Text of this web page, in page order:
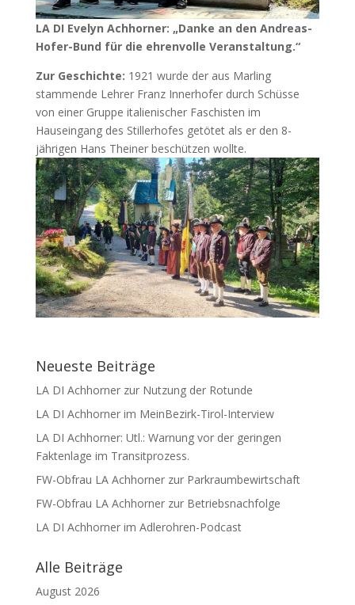
LA DI Evelyn Achhorner: „Danke an den Andreas-
Hofer-Bund für die ehrenvolle Veranstaltung.“
Zur Geschichte: 1921 wurde der aus Marling
stammende Lehrer Franz Innerhofer durch Schüsse
von einer Gruppe italienischer Faschisten im
Hauseingang des Stillerhofes getötet als er den 8-
jährigen Hans Theiner beschützen wollte.
Neueste Beiträge
LA DI Achhorner zur Nutzung der Rotunde
LA DI Achhorner im MeinBezirk-Tirol-Interview
LA DI Achhorner: Utl.: Warnung vor der geringen
Faktenlage im Transitprozess.
FW-Obfrau LA Achhorner zur Parkraumbewirtschaft
FW-Obfrau LA Achhorner zur Betriebsnachfolge
LA DI Achhorner im Adlerohren-Podcast
Alle Beiträge
August 2026